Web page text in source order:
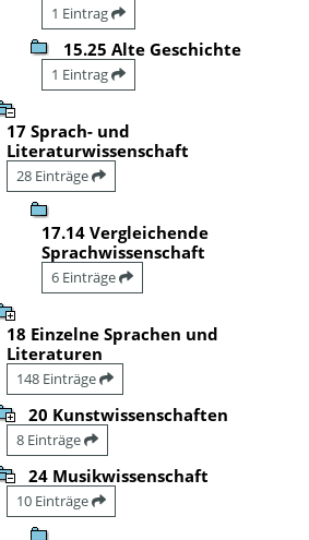
1 Eintrag
15.25 Alte Geschichte
1 Eintrag
17 Sprach- und
Literaturwissenschaft
28 Einträge
17.14 Vergleichende
Sprachwissenschaft
6 Einträge
18 Einzelne Sprachen und
Literaturen
148 Einträge
20 Kunstwissenschaften
8 Einträge
24 Musikwissenschaft
10 Einträge